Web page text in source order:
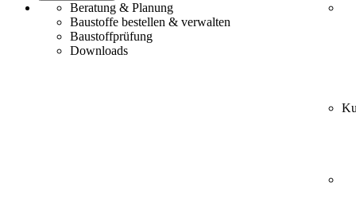
Beratung & Planung
Baustoffe bestellen & verwalten
Baustoffprüfung
Downloads